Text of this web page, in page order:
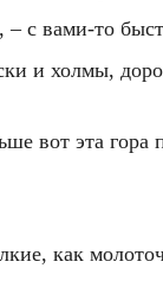
с вами-то
и холмы,
вот эта
как